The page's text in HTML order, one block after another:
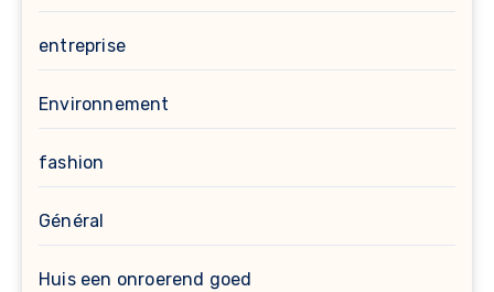
entreprise
Environnement
fashion
Général
Huis een onroerend goed